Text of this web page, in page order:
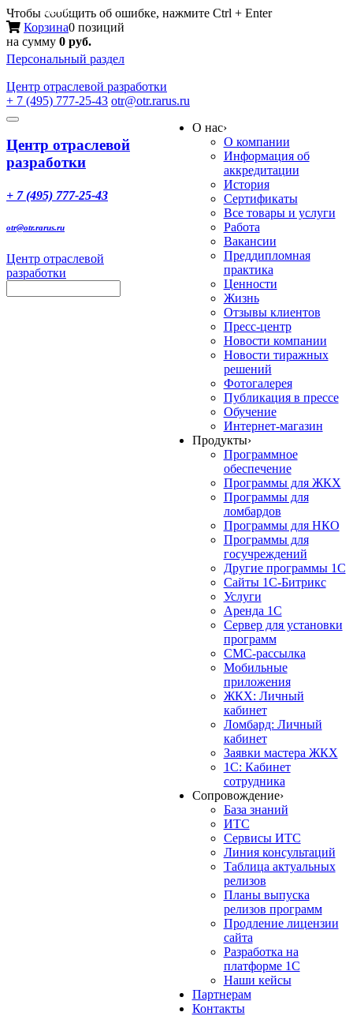
Чтобы сообщить об ошибке, нажмите Ctrl + Enter
Корзина0 позиций
на сумму 0 руб.
Персональный раздел
Центр отраслевой разработки
+ 7 (495) 777-25-43 otr@otr.rarus.ru
Toggle
Меню
Центр отраслевой
разработки
+ 7 (495) 777-25-43
otr@otr.rarus.ru
Центр отраслевой
разработки
О нас›
О компании
Информация об
аккредитации
История
Сертификаты
Все товары и услуги
Работа
Вакансии
Преддипломная
практика
Ценности
Жизнь
Отзывы клиентов
Пресс-центр
Новости компании
Новости тиражных
решений
Фотогалерея
Публикация в прессе
Обучение
Интернет-магазин
Продукты›
Программное
обеспечение
Программы для ЖКХ
Программы для
ломбардов
Программы для НКО
Программы для
госучреждений
Другие программы 1С
Сайты 1С-Битрикс
Услуги
Аренда 1С
Сервер для установки
программ
СМС-рассылка
Мобильные
приложения
ЖКХ: Личный
кабинет
Ломбард: Личный
кабинет
Заявки мастера ЖКХ
1С: Кабинет
сотрудника
Сопровождение›
База знаний
ИТС
Сервисы ИТС
Линия консультаций
Таблица актуальных
релизов
Планы выпуска
релизов программ
Продление лицензии
сайта
Разработка на
платформе 1С
Наши кейсы
Партнерам
Контакты